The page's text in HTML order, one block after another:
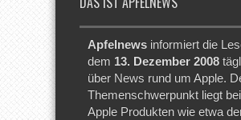
Apfelnews informiert die
dem 13. Dezember 2008
über News rund um Apple.
Themenschwerpunkt liegt
Apple Produkten wie etwa